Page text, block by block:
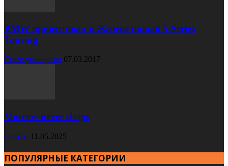
BMW презентовал в Женеве новый 5-Series
Touring
Cruze универсал 07.03.2017
Moscow never sleeps
Статьи 11.05.2025
ПОПУЛЯРНЫЕ КАТЕГОРИИ